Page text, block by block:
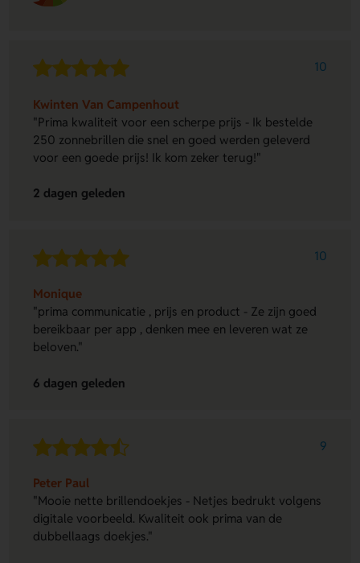
10
Kwinten Van Campenhout
"Prima kwaliteit voor een scherpe prijs - Ik bestelde
250 zonnebrillen die snel en goed werden geleverd
voor een goede prijs! Ik kom zeker terug!"
2 dagen geleden
10
Monique
"prima communicatie , prijs en product - Ze zijn goed
bereikbaar per app , denken mee en leveren wat ze
beloven."
6 dagen geleden
9
Peter Paul
"Mooie nette brillendoekjes - Netjes bedrukt volgens
digitale voorbeeld. Kwaliteit ook prima van de
dubbellaags doekjes."